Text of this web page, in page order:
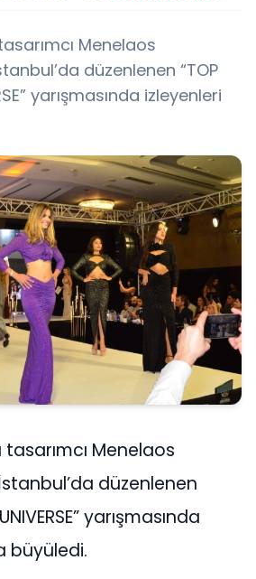
Menelaos
düzenlenen “TOP
yarışmasında izleyenleri
tasarımcı Menelaos
düzenlenen
yarışmasında
büyüledi.